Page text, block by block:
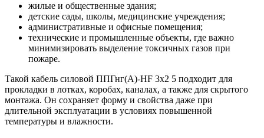
жилые и общественные здания;
детские сады, школы, медицинские учреждения;
административные и офисные помещения;
технические и промышленные объекты, где важно
минимизировать выделение токсичных газов при
пожаре.
Такой кабель силовой ППГнг(А)-HF 3х2 5 подходит для
прокладки в лотках, коробах, каналах, а также для скрытого
монтажа. Он сохраняет форму и свойства даже при
длительной эксплуатации в условиях повышенной
температуры и влажности.